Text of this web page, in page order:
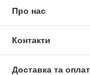
Про нас
Контакти
Доставка та